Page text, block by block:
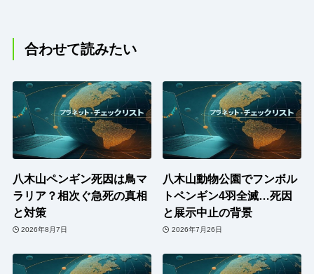
合わせて読みたい
八木山ペンギン死因は鳥マ
ラリア？相次ぐ急死の真相
と対策
2026年8月7日
八木山動物公園でフンボル
トペンギン4羽全滅…死因
と展示中止の背景
2026年7月26日